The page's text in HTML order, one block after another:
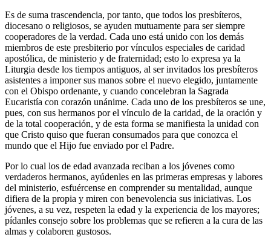
Es de suma trascendencia, por tanto, que todos los presbíteros,
diocesano o religiosos, se ayuden mutuamente para ser siempre
cooperadores de la verdad. Cada uno está unido con los demás
miembros de este presbiterio por vínculos especiales de caridad
apostólica, de ministerio y de fraternidad; esto lo expresa ya la
Liturgia desde los tiempos antiguos, al ser invitados los presbíteros
asistentes a imponer sus manos sobre el nuevo elegido, juntamente
con el Obispo ordenante, y cuando concelebran la Sagrada
Eucaristía con corazón unánime. Cada uno de los presbíteros se une,
pues, con sus hermanos por el vínculo de la caridad, de la oración y
de la total cooperación, y de esta forma se manifiesta la unidad con
que Cristo quiso que fueran consumados para que conozca el
mundo que el Hijo fue enviado por el Padre.
Por lo cual los de edad avanzada reciban a los jóvenes como
verdaderos hermanos, ayúdenles en las primeras empresas y labores
del ministerio, esfuércense en comprender su mentalidad, aunque
difiera de la propia y miren con benevolencia sus iniciativas. Los
jóvenes, a su vez, respeten la edad y la experiencia de los mayores;
pídanles consejo sobre los problemas que se refieren a la cura de las
almas y colaboren gustosos.